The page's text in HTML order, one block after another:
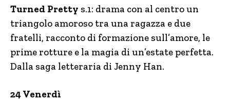
Turned Pretty s.1: drama con al centro un
triangolo amoroso tra una ragazza e due
fratelli, racconto di formazione sull’amore, le
prime rotture e la magia di un’estate perfetta.
Dalla saga letteraria di Jenny Han.
24 Venerdì